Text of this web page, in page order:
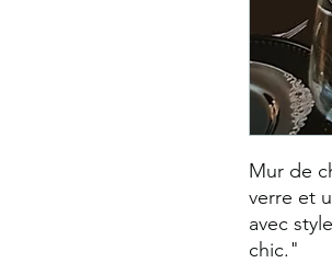
Mur de
verre et
avec
chic."